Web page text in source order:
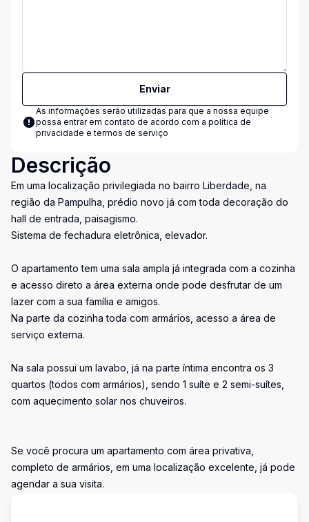
Enviar
As informações serão utilizadas para que a nossa equipe
possa entrar em contato de acordo com a política de
privacidade e termos de serviço
Descrição
Em uma localização privilegiada no bairro Liberdade, na
região da Pampulha, prédio novo já com toda decoração do
hall de entrada, paisagismo.
Sistema de fechadura eletrônica, elevador.
O apartamento tem uma sala ampla já integrada com a cozinha
e acesso direto a área externa onde pode desfrutar de um
lazer com a sua família e amigos.
Na parte da cozinha toda com armários, acesso a área de
serviço externa.
Na sala possui um lavabo, já na parte íntima encontra os 3
quartos (todos com armários), sendo 1 suíte e 2 semi-suítes,
com aquecimento solar nos chuveiros.
Se você procura um apartamento com área privativa,
completo de armários, em uma localização excelente, já pode
agendar a sua visita.